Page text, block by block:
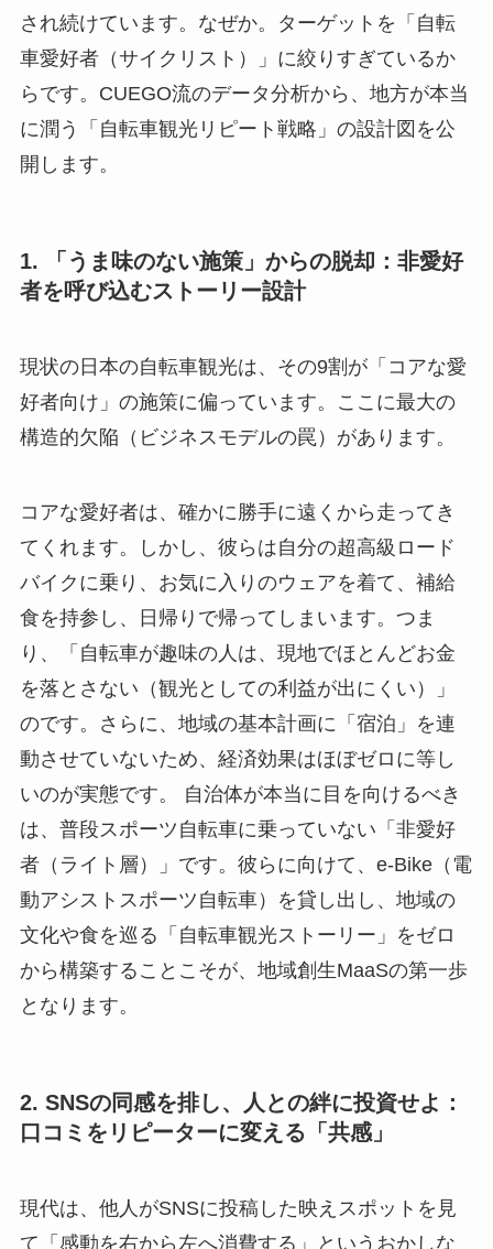
され続けています。なぜか。ターゲットを「自転
車愛好者（サイクリスト）」に絞りすぎているか
らです。CUEGO流のデータ分析から、地方が本当
に潤う「自転車観光リピート戦略」の設計図を公
開します。
1. 「うま味のない施策」からの脱却：非愛好
者を呼び込むストーリー設計
現状の日本の自転車観光は、その9割が「コアな愛
好者向け」の施策に偏っています。ここに最大の
構造的欠陥（ビジネスモデルの罠）があります。
コアな愛好者は、確かに勝手に遠くから走ってき
てくれます。しかし、彼らは自分の超高級ロード
バイクに乗り、お気に入りのウェアを着て、補給
食を持参し、日帰りで帰ってしまいます。つま
り、「自転車が趣味の人は、現地でほとんどお金
を落とさない（観光としての利益が出にくい）」
のです。さらに、地域の基本計画に「宿泊」を連
動させていないため、経済効果はほぼゼロに等し
いのが実態です。 自治体が本当に目を向けるべき
は、普段スポーツ自転車に乗っていない「非愛好
者（ライト層）」です。彼らに向けて、e-Bike（電
動アシストスポーツ自転車）を貸し出し、地域の
文化や食を巡る「自転車観光ストーリー」をゼロ
から構築することこそが、地域創生MaaSの第一歩
となります。
2. SNSの同感を排し、人との絆に投資せよ：
口コミをリピーターに変える「共感」
現代は、他人がSNSに投稿した映えスポットを見
て「感動を右から左へ消費する」というおかしな